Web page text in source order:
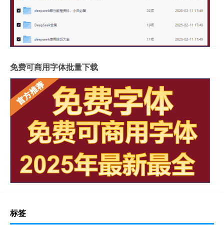
免费可商用字体批量下载
标签